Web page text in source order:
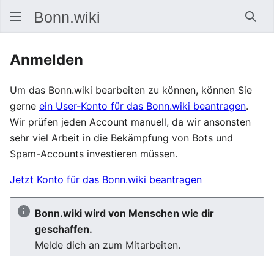
Anmelden
Um das Bonn.wiki bearbeiten zu können, können Sie
gerne ein User-Konto für das Bonn.wiki beantragen.
Wir prüfen jeden Account manuell, da wir ansonsten
sehr viel Arbeit in die Bekämpfung von Bots und
Spam-Accounts investieren müssen.
Jetzt Konto für das Bonn.wiki beantragen
Bonn.wiki wird von Menschen wie dir
geschaffen.
Melde dich an zum Mitarbeiten.